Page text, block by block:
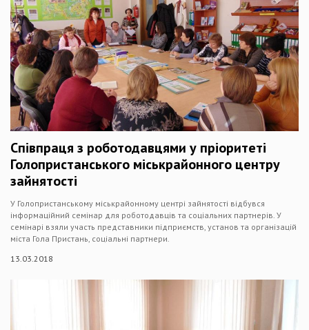
Співпраця з роботодавцями у пріоритеті
Голопристанського міськрайонного центру
зайнятості
У Голопристанському міськрайонному центрі зайнятості відбувся
інформаційний семінар для роботодавців та соціальних партнерів. У
семінарі взяли участь представники підприємств, установ та організацій
міста Гола Пристань, соціальні партнери.
13.03.2018